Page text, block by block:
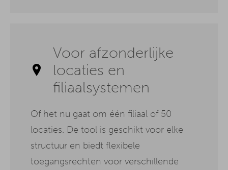
Voor afzonderlijke
locaties en
filiaalsystemen
Of het nu gaat om één filiaal of 50
locaties. De tool is geschikt voor elke
structuur en biedt flexibele
toegangsrechten voor verschillende